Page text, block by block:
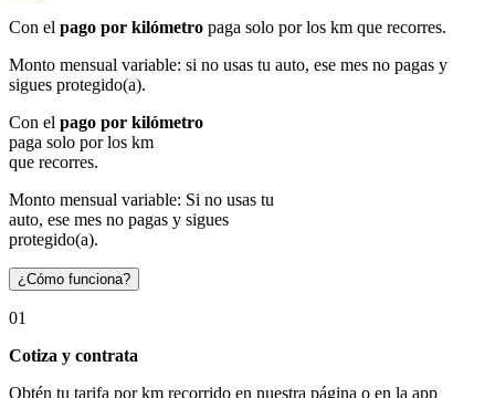
Con el pago por kilómetro paga solo por los km que recorres.
Monto mensual variable: si no usas tu auto, ese mes no pagas y
sigues protegido(a).
Con el pago por kilómetro
paga solo por los km
que recorres.
Monto mensual variable: Si no usas tu
auto, ese mes no pagas y sigues
protegido(a).
¿Cómo funciona?
01
Cotiza y contrata
Obtén tu tarifa por km recorrido en nuestra página o en la app